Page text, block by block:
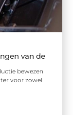
van de
bewezen
voor zowel